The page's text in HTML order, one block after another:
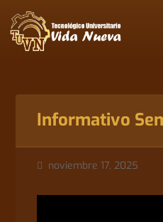
Informativo
noviembre 17, 2025